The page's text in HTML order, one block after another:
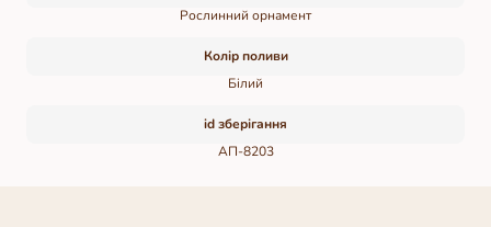
Рослинний орнамент
Колір поливи
Білий
id зберігання
АП-8203